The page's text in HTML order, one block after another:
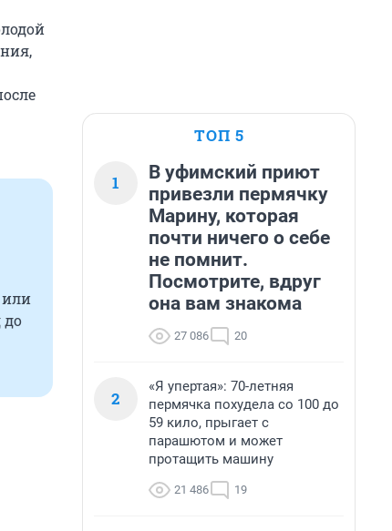
или
до
ТОП 5
1
В уфимский приют
привезли пермячку
Марину, которая
почти ничего о себе
не помнит.
Посмотрите, вдруг
она вам знакома
27 086 20
2
«Я упертая»: 70-летняя
пермячка похудела со 100 до
59 кило, прыгает с
парашютом и может
протащить машину
21 486 19